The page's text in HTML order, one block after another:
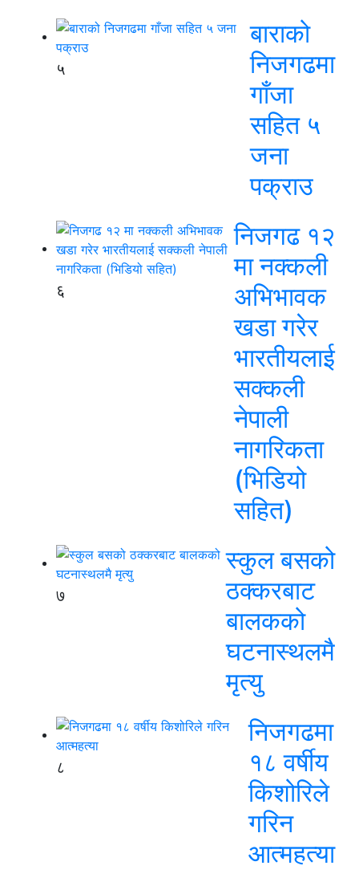
५
बाराको
निजगढमा
गाँजा
सहित ५
जना
पक्राउ
६
निजगढ १२
मा नक्कली
अभिभावक
खडा गरेर
भारतीयलाई
सक्कली
नेपाली
नागरिकता
(भिडियो
सहित)
७
स्कुल बसको
ठक्करबाट
बालकको
घटनास्थलमै
मृत्यु
८
निजगढमा
१८ वर्षीय
किशोरिले
गरिन
आत्महत्या